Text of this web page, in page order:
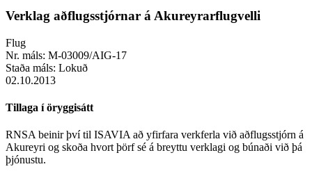
Verklag aðflugsstjórnar á Akureyrarflugvelli
Flug
Nr. máls: M-03009/AIG-17
Staða máls: Lokuð
02.10.2013
Tillaga í öryggisátt
RNSA beinir því til ISAVIA að yfirfara verkferla við aðflugsstjórn á
Akureyri og skoða hvort þörf sé á breyttu verklagi og búnaði við þá
þjónustu.